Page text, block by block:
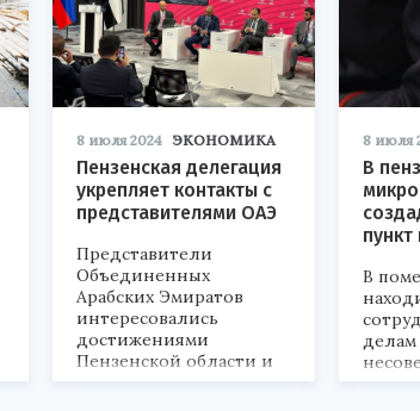
8 июля 2024 ЭКОНОМИКА
Пензенская делегация
укрепляет контакты с
представителями ОАЭ
Представители
Объединенных
Арабских Эмиратов
интересовались
достижениями
Пензенской области и
представили
8 июля
В
В
делам